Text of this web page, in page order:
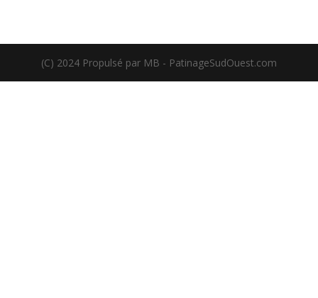
(C) 2024 Propulsé par MB - PatinageSudOuest.com